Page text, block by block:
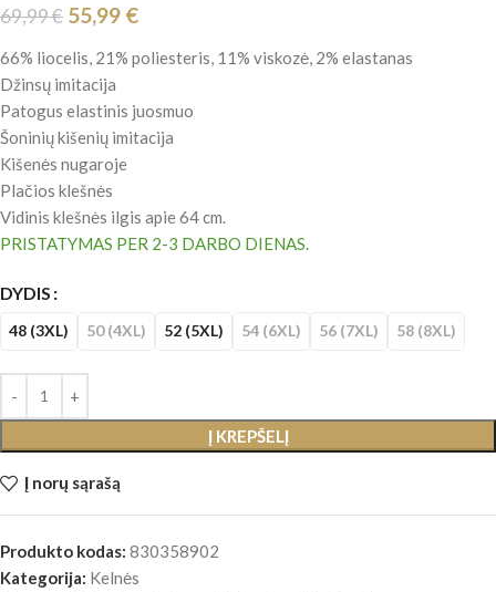
69,99€ 55,99 €
66% liocelis, 21% poliesteris, 11% viskozė, 2% elastanas
Džinsų imitacija
Patogus elastinis juosmuo
Šoninių kišenių imitacija
Kišenės nugaroje
Plačios klešnės
Vidinis klešnės ilgis apie 64 cm.
PRISTATYMAS PER 2-3 DARBO DIENAS.
DYDIS
48 (3XL) 50 (4XL) 52 (5XL) 54 (6XL) 56 (7XL) 58 (8XL)
Į KREPŠELĮ
Į norų sąrašą
Produkto kodas: 830358902
Kategorija: Kelnės